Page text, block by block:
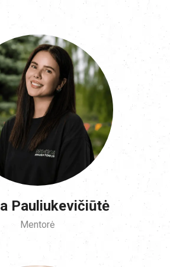
Pauliukevičiūtė
Mentorė